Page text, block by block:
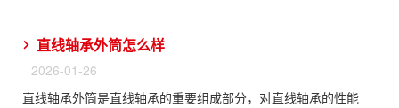
直线轴承外筒怎么样
2026-01-26
直线轴承​外筒是直线轴承的重要组成部分，对直线轴承的性能